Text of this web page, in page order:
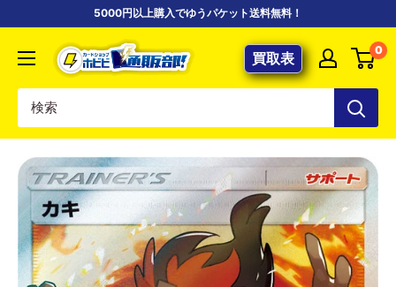
5000円以上購入でゆうパケット送料無料！
【ポ
ケ
専
門
店】
カ
ー
ド
シ
ョ
買取表 0